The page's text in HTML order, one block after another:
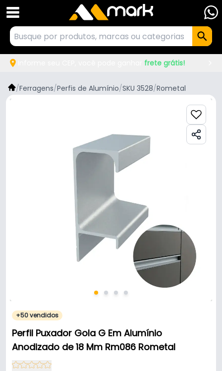
frete grátis!
/Ferragens/Perfis de Alumínio/SKU 3528/Rometal
+50 vendidos
Perfil Puxador Gola G Em Alumínio
Anodizado de 18 Mm Rm086 Rometal